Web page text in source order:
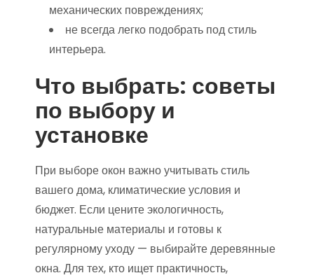
механических повреждениях;
не всегда легко подобрать под стиль
интерьера.
Что выбрать: советы
по выбору и
установке
При выборе окон важно учитывать стиль
вашего дома, климатические условия и
бюджет. Если цените экологичность,
натуральные материалы и готовы к
регулярному уходу — выбирайте деревянные
окна. Для тех, кто ищет практичность,